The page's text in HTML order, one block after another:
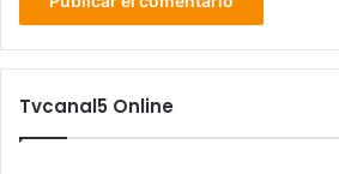
Tvcanal5 Online